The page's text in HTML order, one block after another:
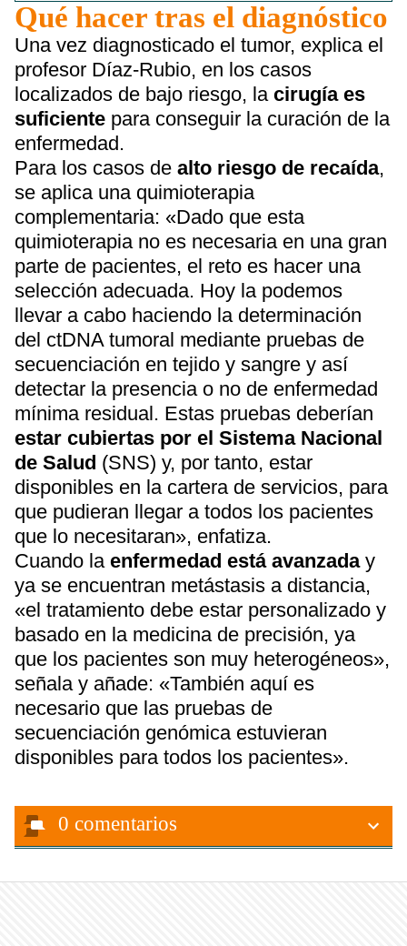
Qué hacer tras el diagnóstico
Una vez diagnosticado el tumor, explica el
profesor Díaz-Rubio, en los casos
localizados de bajo riesgo, lacirugía es
suficiente para conseguir la curación de la
enfermedad.
Para los casos de alto riesgo de recaída,
se aplica una quimioterapia
complementaria: «Dado que esta
quimioterapia no es necesaria en una gran
parte de pacientes, el reto es hacer una
selección adecuada. Hoy la podemos
llevar a cabo haciendo la determinación
del ctDNA tumoral mediante pruebas de
secuenciación en tejido y sangre y así
detectar la presencia o no de enfermedad
mínima residual. Estas pruebas deberían
estar cubiertas por el Sistema Nacional
de Salud (SNS) y, por tanto, estar
disponibles en la cartera de servicios, para
que pudieran llegar a todos los pacientes
que lo necesitaran», enfatiza.
Cuando laenfermedad está avanzaday
ya se encuentran metástasis a distancia,
«el tratamiento debe estar personalizado y
basado en la medicina de precisión, ya
que los pacientes son muy heterogéneos»,
señala y añade: «También aquí es
necesario que las pruebas de
secuenciación genómica estuvieran
disponibles para todos los pacientes».
0 comentarios